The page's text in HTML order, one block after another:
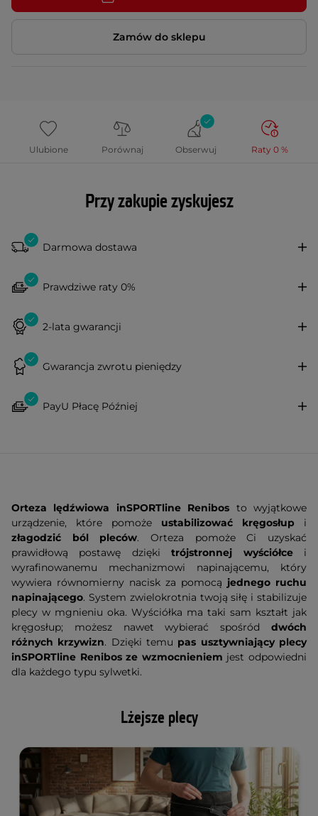
Zamów do sklepu
Ulubione Porównaj Obserwuj Raty 0 %
Przy zakupie zyskujesz
Darmowa dostawa
Prawdziwe raty 0%
2-lata gwarancji
Gwarancja zwrotu pieniędzy
PayU Płacę Później
Orteza lędźwiowa inSPORTline Renibos to wyjątkowe
urządzenie, które pomoże ustabilizować kręgosłup i
złagodzić ból pleców. Orteza pomoże Ci uzyskać
prawidłową postawę dziękitrójstronnej wyściółcei
wyrafinowanemu mechanizmowi napinającemu, który
wywiera równomierny nacisk za pomocą jednego ruchu
napinającego. System zwielokrotnia twoją siłę i stabilizuje
plecy w mgnieniu oka. Wyściółka ma taki sam kształt jak
kręgosłup; możesz nawet wybierać spośród dwóch
różnych krzywizn. Dzięki temu pas usztywniający plecy
inSPORTline Renibos ze wzmocnieniem jest odpowiedni
dla każdego typu sylwetki.
Lżejsze plecy